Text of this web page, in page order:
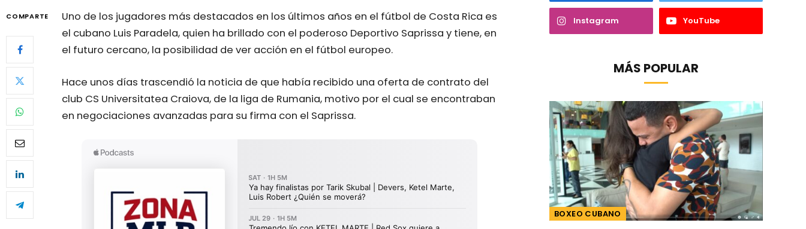
COMPARTE
Uno de los jugadores más destacados en los últimos años en el fútbol de Costa Rica es
el cubano Luis Paradela, quien ha brillado con el poderoso Deportivo Saprissa y tiene, en
el futuro cercano, la posibilidad de ver acción en el fútbol europeo.
Hace unos días trascendió la noticia de que había recibido una oferta de contrato del
club CS Universitatea Craiova, de la liga de Rumania, motivo por el cual se encontraban
en negociaciones avanzadas para su firma con el Saprissa.
Instagram YouTube
MÁS POPULAR
BOXEO CUBANO